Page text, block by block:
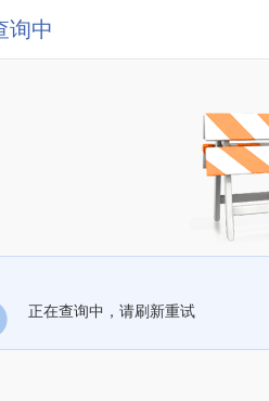
询中
正在查询中，请刷新重试